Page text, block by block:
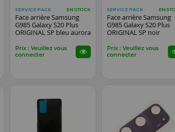
SERVICE PACK EN STOCK
Face arrière Samsung
G985 Galaxy S20 Plus
ORIGINAL SP bleu aurora
Prix : Veuillez vous
connecter
SERVICE PACK EN
Face arrière Samsung
G985 Galaxy S20 Plus
ORIGINAL SP noir
Prix : Veuillez vous
connecter